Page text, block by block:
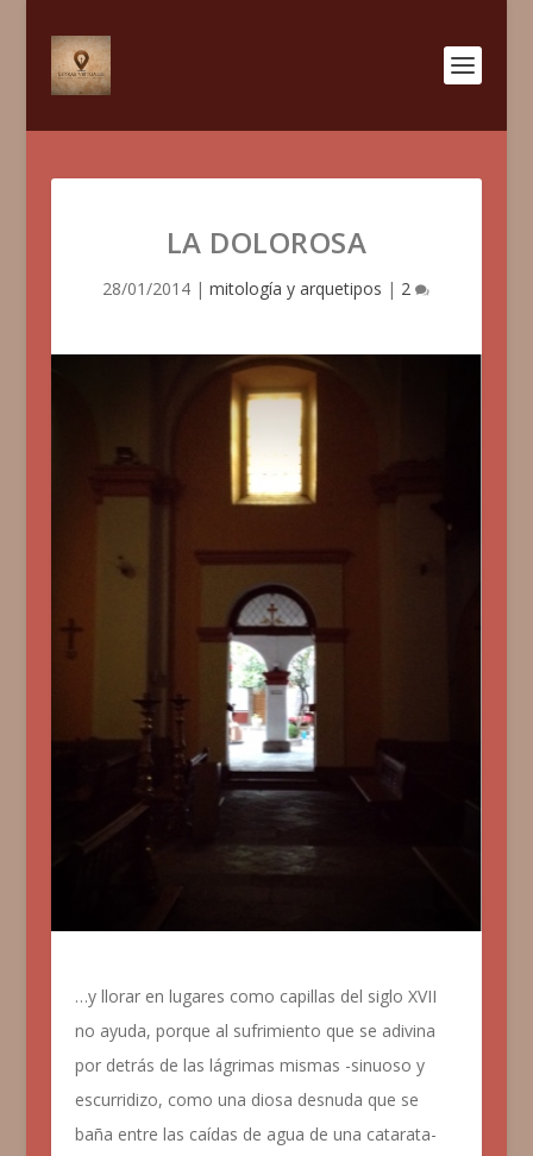
LA DOLOROSA
28/01/2014 |mitología y arquetipos | 2
…y llorar en lugares como capillas del siglo XVII
no ayuda, porque al sufrimiento que se adivina
por detrás de las lágrimas mismas -sinuoso y
escurridizo, como una diosa desnuda que se
baña entre las caídas de agua de una catarata-